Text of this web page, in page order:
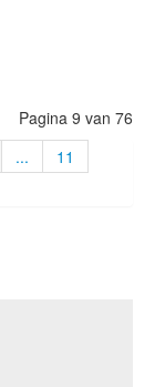
Pagina 9 van 76
...
11